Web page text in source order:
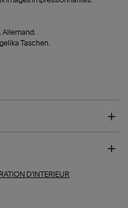
Allemand.
Taschen.
D'INTERIEUR